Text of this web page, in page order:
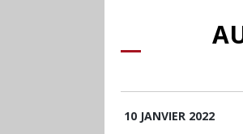
10 JANVIER 2022